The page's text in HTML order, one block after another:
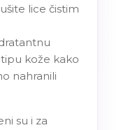
lice čistim
kože kako
nahranili
su i za